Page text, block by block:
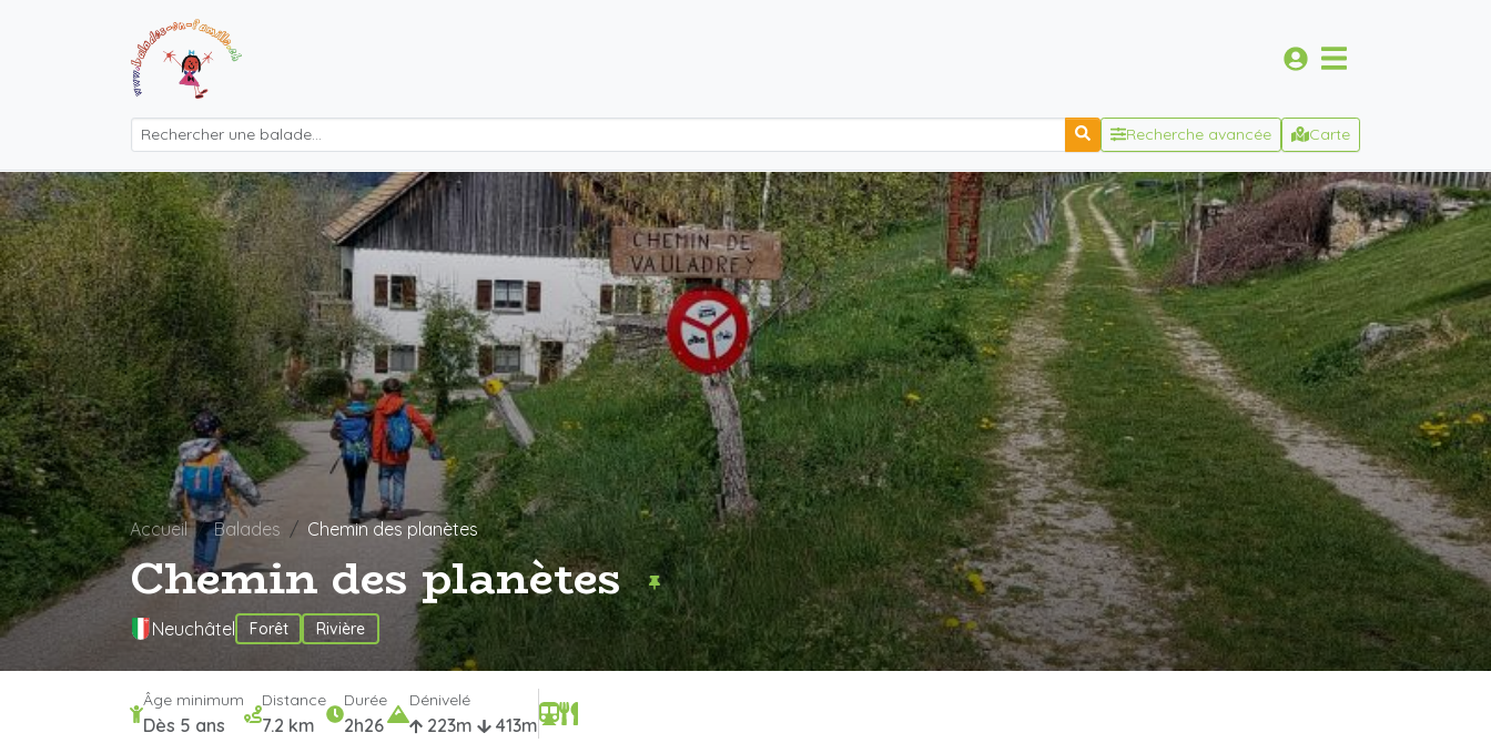
Recherche avancée Carte
Accueil Balades Chemin des planètes
Chemin des planètes
Neuchâtel Forêt Rivière
Âge minimum
Dès 5 ans
Distance
7.2 km
Durée
2h26
Dénivelé
223m 413m